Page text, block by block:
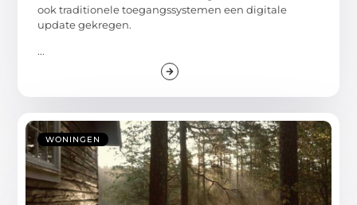
ook traditionele toegangssystemen een digitale
update gekregen.
...
WONINGEN